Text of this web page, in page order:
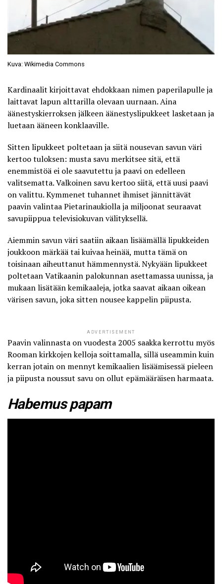
Kuva: Wikimedia Commons
Kardinaalit kirjoittavat ehdokkaan nimen paperilapulle ja
laittavat lapun alttarilla olevaan uurnaan. Aina
äänestyskierroksen jälkeen äänestyslipukkeet lasketaan ja
luetaan ääneen konklaaville.
Sitten lipukkeet poltetaan ja siitä nousevan savun väri
kertoo tuloksen: musta savu merkitsee sitä, että
enemmistöä ei ole saavutettu ja paavi on edelleen
valitsematta. Valkoinen savu kertoo siitä, että uusi paavi
on valittu. Kymmenet tuhannet ihmiset jännittävät
paavin valintaa Pietarinaukiolla ja miljoonat seuraavat
savupiippua televisiokuvan välityksellä.
Aiemmin savun väri saatiin aikaan lisäämällä lipukkeiden
joukkoon märkää tai kuivaa heinää, mutta tämä on
toisinaan aiheuttanut hämmennystä. Nykyään lipukkeet
poltetaan Vatikaanin palokunnan asettamassa uunissa, ja
mukaan lisätään kemikaaleja, jotka saavat aikaan oikean
värisen savun, joka sitten nousee kappelin piipusta.
ADVERTISEMENT
Paavin valinnasta on vuodesta 2005 saakka kerrottu myös
Rooman kirkkojen kelloja soittamalla, sillä useammin kuin
kerran jotain on mennyt kemikaalien lisäämisessä pieleen
ja piipusta noussut savu on ollut epämääräisen harmaata.
Habemus papam